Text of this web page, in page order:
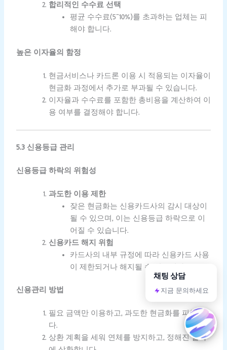
합리적인 수수료 선택
평균 수수료(5~10%)를 초과하는 업체는 피
해야 합니다.
높은 이자율의 함정
현금서비스나 카드론 이용 시 적용되는 이자율이
현금화 과정에서 추가로 부과될 수 있습니다.
이자율과 수수료를 포함한 총비용을 계산하여 이
용 여부를 결정해야 합니다.
5.3 신용등급 관리
신용등급 하락의 위험성
과도한 이용 제한
잦은 현금화는 신용카드사의 감시 대상이
될 수 있으며, 이는 신용등급 하락으로 이
어질 수 있습니다.
신용카드 해지 위험
카드사의 내부 규정에 따라 신용카드 사용
이 제한되거나 해지될 수 있습니다.
신용관리 방법
필요 금액만 이용하고, 과도한 현금화를 피합니
다.
상환 계획을 세워 연체를 방지하고, 정해진 날짜
채팅 상담
지금 문의하세요